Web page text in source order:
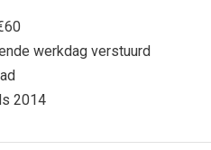
werkdag verstuurd
2014